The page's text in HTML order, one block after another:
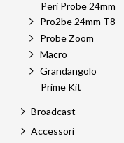
Peri Probe 24mm
Pro2be 24mm T8
Probe Zoom
Macro
Grandangolo
Prime Kit
Broadcast
Accessori